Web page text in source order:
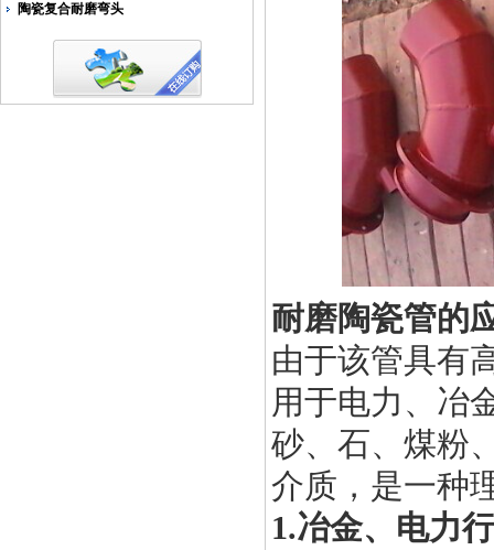
陶瓷复合耐磨弯头
耐磨陶瓷管的
由于该管具有
用于电力、冶
砂、石、煤粉
介质，是一种
1.冶金、电力